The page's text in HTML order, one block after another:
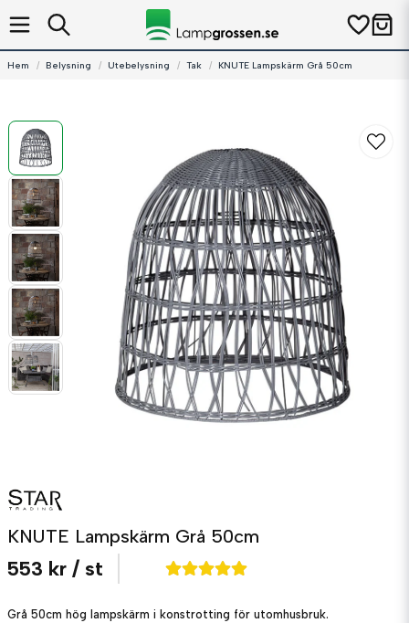
Hem Belysning Utebelysning Tak KNUTE Lampskärm Grå 50cm
KNUTE Lampskärm Grå 50cm
553 kr / st
Grå 50cm hög lampskärm i konstrotting för utomhusbruk.